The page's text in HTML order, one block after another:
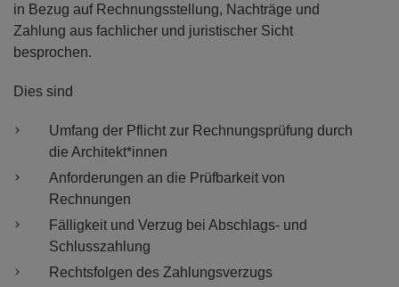
in Bezug auf Rechnungsstellung, Nachträge und
Zahlung aus fachlicher und juristischer Sicht
besprochen.
Dies sind
Umfang der Pflicht zur Rechnungsprüfung durch
die Architekt*innen
Anforderungen an die Prüfbarkeit von
Rechnungen
Fälligkeit und Verzug bei Abschlags- und
Schlusszahlung
Rechtsfolgen des Zahlungsverzugs